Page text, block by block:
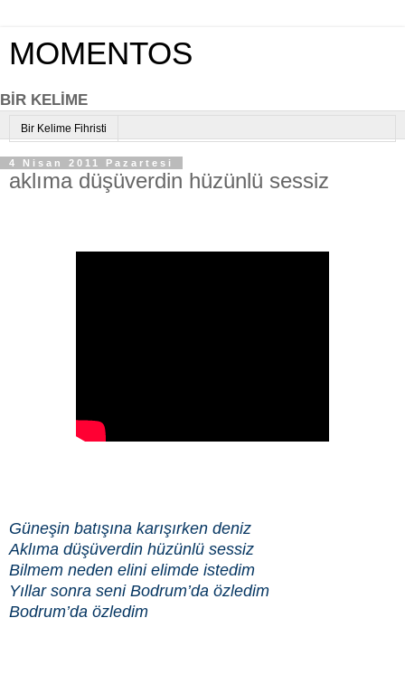
MOMENTOS
BİR KELİME
Bir Kelime Fihristi
4 Nisan 2011 Pazartesi
aklıma düşüverdin hüzünlü sessiz
Güneşin batışına karışırken deniz
Aklıma düşüverdin hüzünlü sessiz
Bilmem neden elini elimde istedim
Yıllar sonra seni Bodrum’da özledim
Bodrum’da özledim